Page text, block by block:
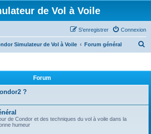
de Vol à Voile
Connexion
S’enregistrer
Simulateur de Vol à Voile Forum général
Forum
?
de Condor et des techniques du vol à voile dans la
humeur